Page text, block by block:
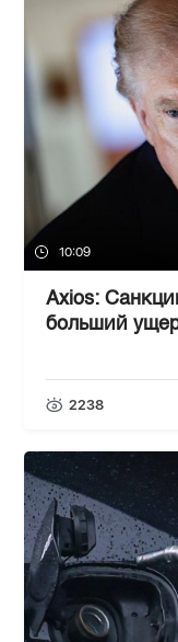
10:09
Axios:
больший
2238